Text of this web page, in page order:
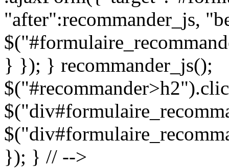
"after":recommander_js,
} }); } recommander_js();
}); } // -->